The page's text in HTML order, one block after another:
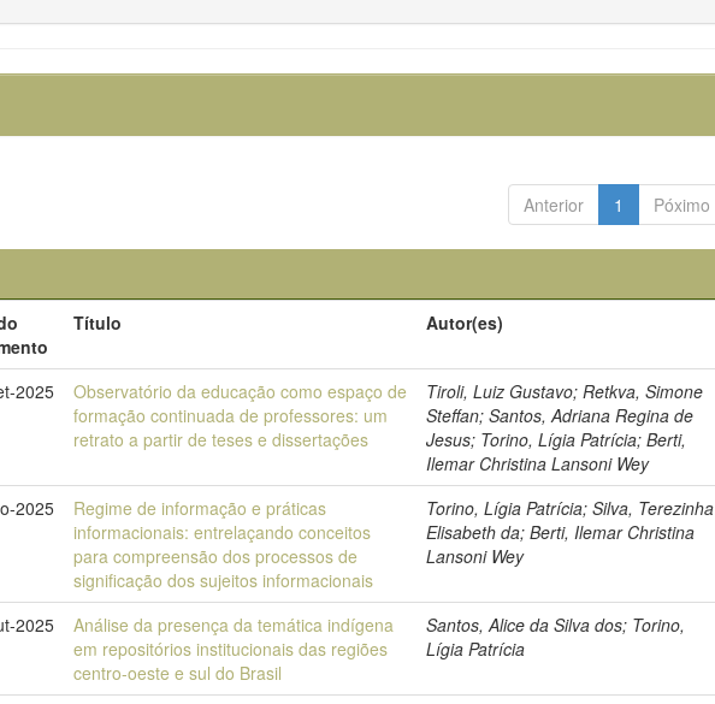
Anterior 1 Póximo
Título Autor(es)
2025
Observatório da educação como espaço de
formação continuada de professores: um
retrato a partir de teses e dissertações
Tiroli, Luiz Gustavo; Retkva, Simone
Steffan; Santos, Adriana Regina de
Jesus; Torino, Lígia Patrícia; Berti,
Ilemar Christina Lansoni Wey
2025
Regime de informação e práticas
informacionais: entrelaçando conceitos
para compreensão dos processos de
significação dos sujeitos informacionais
Torino, Lígia Patrícia; Silva, Terezinha
Elisabeth da; Berti, Ilemar Christina
Lansoni Wey
2025
Análise da presença da temática indígena
em repositórios institucionais das regiões
centro-oeste e sul do Brasil
Santos, Alice da Silva dos; Torino,
Lígia Patrícia